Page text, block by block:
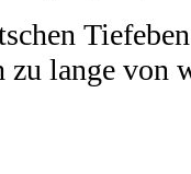
zu lange von